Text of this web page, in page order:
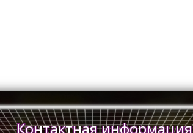
Контактная информация